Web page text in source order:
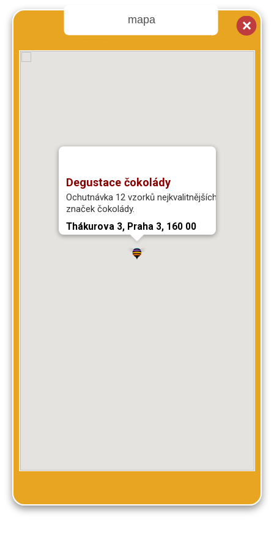
mapa
Degustace čokolády
Ochutnávka 12 vzorků nejkvalitnějších světových
značek čokolády.
Thákurova 3, Praha 3, 160 00